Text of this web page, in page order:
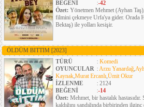
BEĞENİ
:-42
Özet: Yönetmen Mehmet (Ayhan
filmini çekmeye Urfa'ya gider. Orada
Bektaş) ile yolları kesişir.
ÖLDÜM BITTIM [2023]
TÜRÜ
: Komedi
OYUNCULAR :Arzu Yanardağ,
Kaynak,Murat Ercanlı,Ümit Okur
İZLENME
: 2124
BEĞENİ
:-14
Özet: Mehmet, bir hastalık
kaldığını sandığında birbirinden